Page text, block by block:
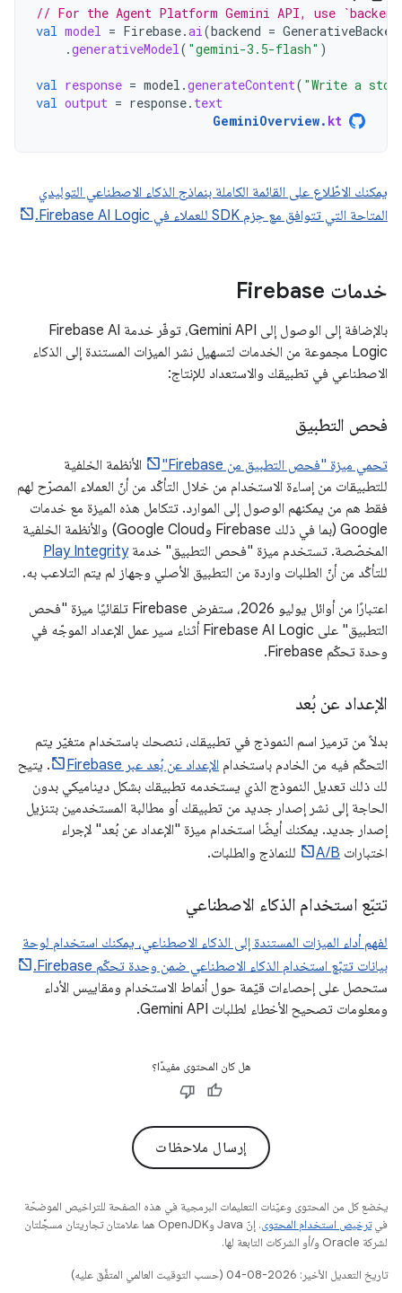
// For the Agent Platform Gemini API, use
val model = Firebase.ai (backend =
.generativeModel ( "gemini-3.5-flash" )
val response = model .generateContent( "Write a
val output = response. text
GeminiOverview. kt
يمكنك الاطّلاع على القائمة الكاملة بنماذج الذكاء الاصطناعي التوليدي
المتاحة التي تتوافق مع حِزم SDK للعملاء في Firebase AI Logic.
خدمات Firebase
بالإضافة إلى الوصول إلى Gemini API، توفّر خدمة Firebase AI
Logic مجموعة من الخدمات لتسهيل نشر الميزات المستندة إلى الذكاء
الاصطناعي في تطبيقك والاستعداد للإنتاج:
فحص التطبيق
تحمي ميزة "فحص التطبيق من Firebase"
الأنظمة الخلفية
للتطبيقات من إساءة الاستخدام من خلال التأكّد من أنّ العملاء المصرّح لهم
فقط هم من يمكنهم الوصول إلى الموارد. تتكامل هذه الميزة مع خدمات
Google (بما في ذلك Firebase وGoogle Cloud) والأنظمة الخلفية
المخصّصة. تستخدم ميزة "فحص التطبيق" خدمةPlay Integrity
للتأكّد من أنّ الطلبات واردة من التطبيق الأصلي وجهاز لم يتم التلاعب به.
اعتبارًا من أوائل يوليو 2026، ستفرض Firebase تلقائيًا ميزة "فحص
التطبيق" على Firebase AI Logic أثناء سير عمل الإعداد الموجّه في
وحدة تحكّم Firebase.
الإعداد عن بُعد
بدلاً من ترميز اسم النموذج في تطبيقك، ننصحك باستخدام متغيّر يتم
التحكّم فيه من الخادم باستخدام الإعداد عن بُعد عبر Firebase
. يتيح
لك ذلك تعديل النموذج الذي يستخدمه تطبيقك بشكل ديناميكي بدون
الحاجة إلى نشر إصدار جديد من تطبيقك أو مطالبة المستخدمين بتنزيل
إصدار جديد. يمكنك أيضًا استخدام ميزة "الإعداد عن بُعد" لإجراء
اختبارات A/B للنماذج والطلبات.
تتبّع استخدام الذكاء الاصطناعي
لفهم أداء الميزات المستندة إلى الذكاء الاصطناعي، يمكنك استخدام لوحة
بيانات تتبّع استخدام الذكاء الاصطناعي ضمن وحدة تحكّم Firebase.
ستحصل على إحصاءات قيّمة حول أنماط الاستخدام ومقاييس الأداء
ومعلومات تصحيح الأخطاء لطلبات Gemini API.
هل كان المحتوى مفيدًا؟
إرسال ملاحظات
يخضع كل من المحتوى وعيّنات التعليمات البرمجية في هذه الصفحة للتراخيص الموضحّة
فيترخيص استخدام المحتوى
. إنّ Java وOpenJDK هما علامتان تجاريتان مسجَّلتان
لشركة Oracle و/أو الشركات التابعة لها.
تاريخ التعديل الأخير: 2026-08-04 (حسب التوقيت العالمي المتفَّق عليه)